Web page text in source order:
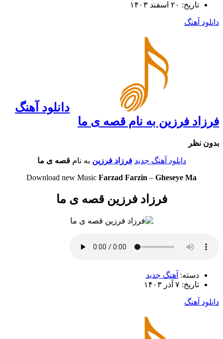
تاریخ: ۲۰ اسفند ۱۴۰۳
دانلود آهنگ
دانلود آهنگ
فرزاد فرزین به نام قصه ی ما
بدون نظر
دانلود آهنگ جدید فرزاد فرزین به نامقصه ی ما
Download new Music Farzad Farzin – Gheseye Ma
فرزاد فرزین قصه ی ما
دسته: آهنگ جدید
تاریخ: ۷ آذر ۱۴۰۳
دانلود آهنگ